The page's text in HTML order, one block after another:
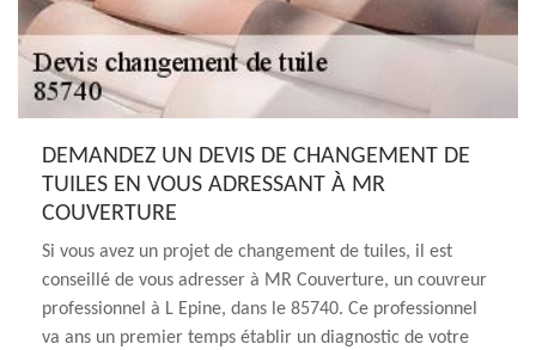
DEMANDEZ UN DEVIS DE CHANGEMENT DE
TUILES EN VOUS ADRESSANT À MR
COUVERTURE
Si vous avez un projet de changement de tuiles, il est
conseillé de vous adresser à MR Couverture, un couvreur
professionnel à L Epine, dans le 85740. Ce professionnel
va ans un premier temps établir un diagnostic de votre